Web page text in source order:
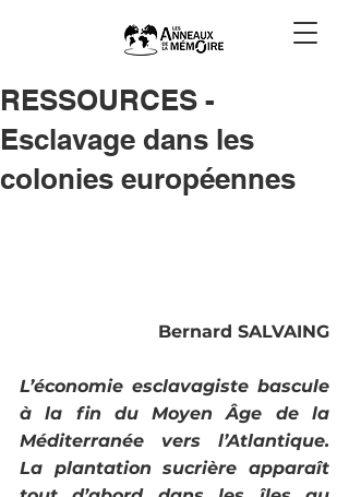
RESSOURCES -
Esclavage dans les
colonies européennes
Bernard SALVAING
L’économie esclavagiste bascule
à la fin du Moyen Âge de la
Méditerranée vers l’Atlantique.
La plantation sucrière apparaît